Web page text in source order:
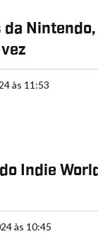
da Nintendo,
às 11:53
Indie World
às 10:45